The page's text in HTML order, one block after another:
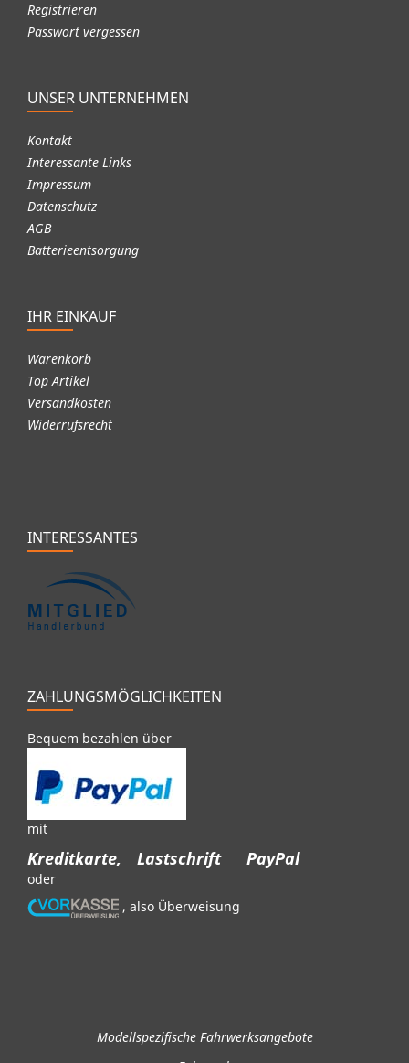
Registrieren
Passwort vergessen
UNSER UNTERNEHMEN
Kontakt
Interessante Links
Impressum
Datenschutz
AGB
Batterieentsorgung
IHR EINKAUF
Warenkorb
Top Artikel
Versandkosten
Widerrufsrecht
INTERESSANTES
ZAHLUNGSMÖGLICHKEITEN
Bequem bezahlen über
mit
Kreditkarte, Lastschrift PayPal
oder
, also Überweisung
Modellspezifische Fahrwerksangebote